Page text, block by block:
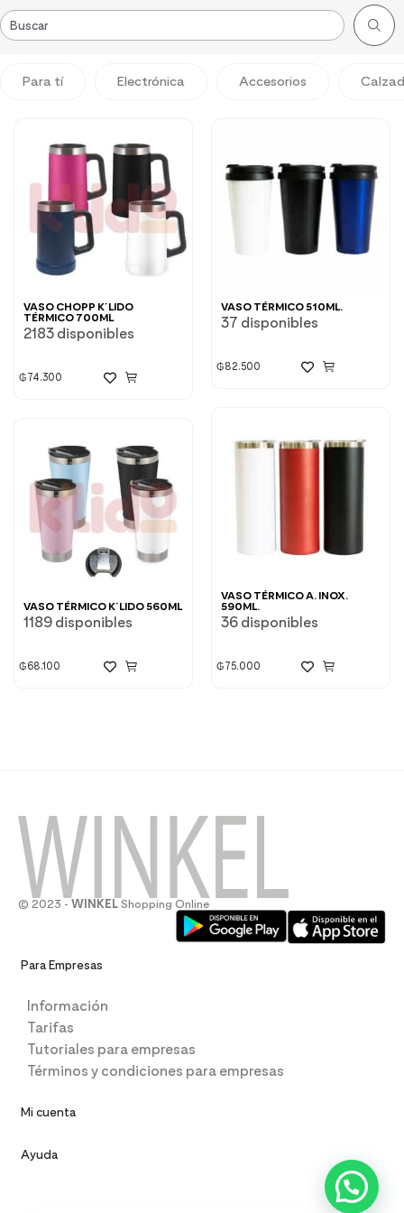
Para tí Electrónica Accesorios
VASO CHOPP K´LIDO
TÉRMICO 700ML
2183 disponibles
₲ 74.300
VASO TÉRMICO 510ML.
37 disponibles
₲82.500
VASO TÉRMICO A. INOX.
590ML.
36 disponibles
₲ 75.000
VASO TÉRMICO K´LIDO 560ML
1189 disponibles
₲68.100
© 2023 - WINKEL Shopping Online
Para Empresas
Información
Tarifas
Tutoriales para empresas
Términos y condiciones para empresas
Mi cuenta
Ayuda